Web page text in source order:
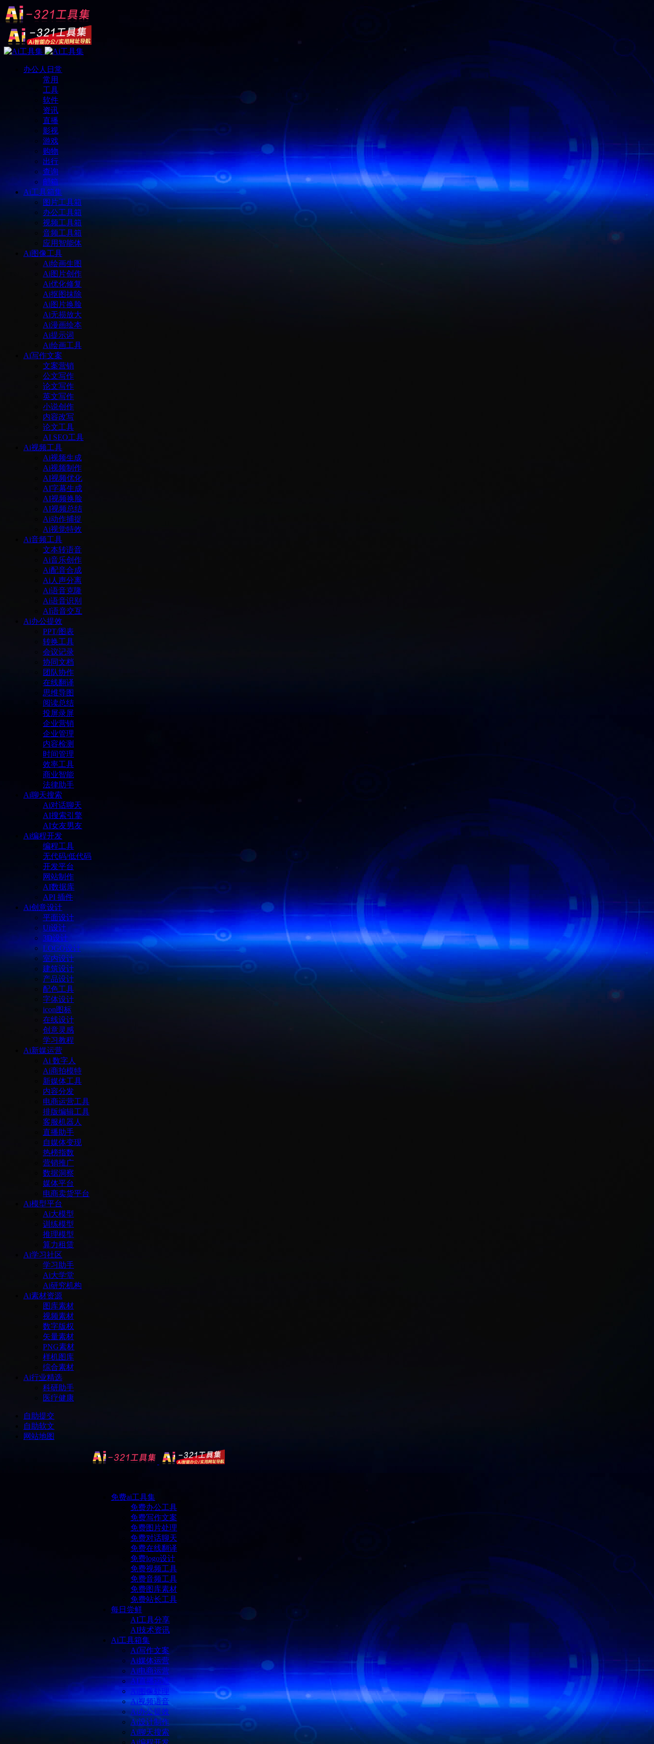
办公人日常
常用
工具
软件
资讯
直播
影视
游戏
购物
出行
查询
邮箱
Ai工具箱集
图片工具箱
办公工具箱
视频工具箱
音频工具箱
应用智能体
Ai图像工具
Ai绘画生图
Ai图片创作
Ai优化修复
Ai抠图抹除
Ai图片换脸
Ai无损放大
Ai漫画绘本
Ai提示词
Ai绘画工具
Ai写作文案
文案营销
公文写作
论文写作
英文写作
小说创作
内容改写
论文工具
AI SEO工具
Ai视频工具
Ai视频生成
Ai视频制作
AI视频优化
AI字幕生成
AI视频换脸
AI视频总结
Ai动作捕捉
Ai视觉特效
Ai音频工具
文本转语音
Ai音乐创作
Ai配音合成
Ai人声分离
Ai语音克隆
Ai语音识别
AI语音交互
Ai办公提效
PPT/图表
转换工具
会议记录
协同文档
团队协作
在线翻译
思维导图
阅读总结
投屏录屏
企业营销
企业管理
内容检测
时间管理
效率工具
商业智能
法律助手
Ai聊天搜索
Ai对话聊天
AI搜索引擎
AI女友男友
Ai编程开发
编程工具
无代码/低代码
开发平台
网站制作
AI数据库
API 插件
Ai创意设计
平面设计
Ui设计
3D设计
LOGO设计
室内设计
建筑设计
产品设计
配色工具
字体设计
icon图标
在线设计
创意灵感
学习教程
Ai新媒运营
Ai 数字人
Ai商拍模特
新媒体工具
内容分发
电商运营工具
排版编辑工具
客服机器人
直播助手
自媒体变现
热榜指数
营销推广
数据洞察
媒体平台
电商卖货平台
Ai模型平台
Ai大模型
训练模型
推理模型
算力租赁
Ai学习社区
学习助手
Ai大学堂
Ai研究机构
Ai素材资源
图库素材
视频素材
数字版权
矢量素材
PNG素材
样机图库
综合素材
Ai行业精选
科研助手
医疗健康
自助提交
自助软文
网站地图
免费ai工具集
免费办公工具
免费写作文案
免费图片处理
免费对话聊天
免费在线翻译
免费logo设计
免费视频工具
免费音频工具
免费图库素材
免费站长工具
每日尝鲜
AI工具分享
AI技术资讯
Ai工具箱集
Ai写作文案
Ai媒体运营
Ai电商运营
AI直播运营
Ai图像处理
Ai视频语音
Ai办公提效
Ai设计制作
Ai聊天搜索
Ai编程开发